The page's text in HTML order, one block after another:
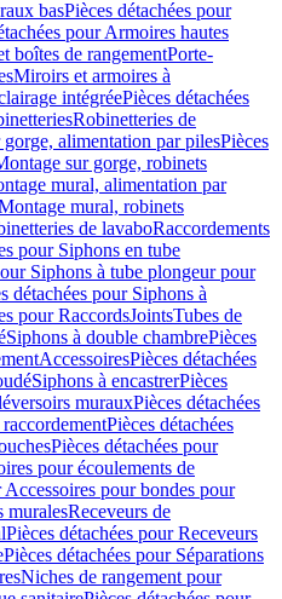
basPièces détachées pour
pour Armoires hautes
boîtes de rangementPorte-
Miroirs et armoires à
intégréePièces détachées
Robinetteries de
alimentation par pilesPièces
sur gorge, robinets
mural, alimentation par
mural, robinets
de lavaboRaccordements
pour Siphons en tube
Siphons à tube plongeur pour
détachées pour Siphons à
pour RaccordsJointsTubes de
Siphons à double chambrePièces
AccessoiresPièces détachées
Siphons à encastrerPièces
murauxPièces détachées
Pièces détachées
Pièces détachées pour
pour écoulements de
Accessoires pour bondes pour
muralesReceveurs de
Pièces détachées pour Receveurs
Pièces détachées pour Séparations
Niches de rangement pour